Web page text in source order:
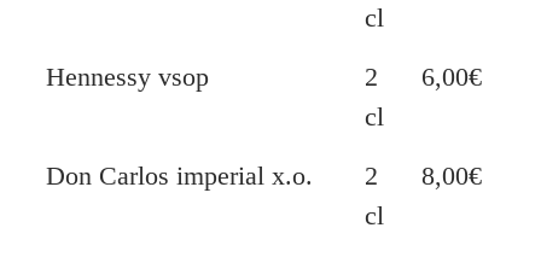
cl
Hennessy vsop
2
cl
6,00€
Don Carlos imperial x.o.
2
cl
8,00€